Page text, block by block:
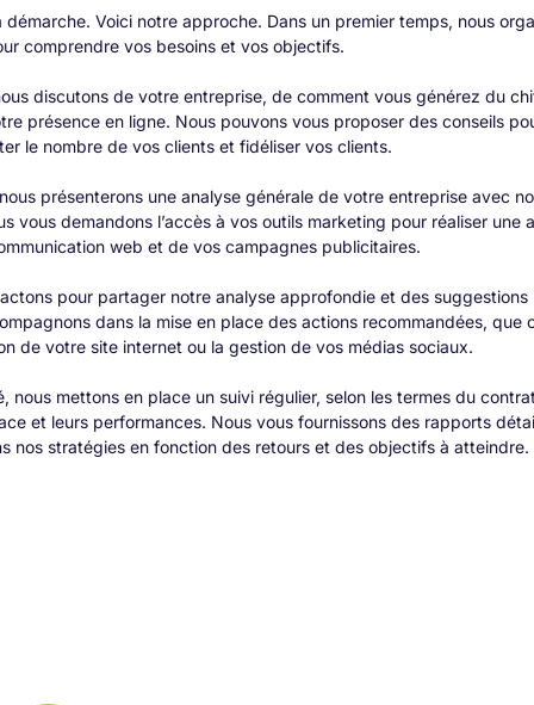
Voici notre approche. Dans un premier temps, nous
comprendre vos besoins et vos objectifs.
discutons de votre entreprise, de comment vous générez du
présence en ligne. Nous pouvons vous proposer des conseils
le nombre de vos clients et fidéliser vos clients.
présenterons une analyse générale de votre entreprise avec
vous demandons l’accès à vos outils marketing pour réaliser une
web et de vos campagnes publicitaires.
pour partager notre analyse approfondie et des
dans la mise en place des actions recommandées, que
de votre site internet ou la gestion de vos médias sociaux.
nous mettons en place un suivi régulier, selon les termes du
et leurs performances. Nous vous fournissons des rapports
nos stratégies en fonction des retours et des objectifs à atteindre.